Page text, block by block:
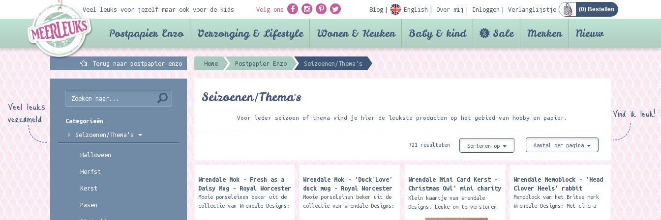
Veel leuks voor jezelf maar ook voor de kids Volg ons Blog English Over mij Inloggen Verlanglijstje (0) Bestellen
Postpapier Enzo Verzorging & Lifestyle Wonen & Keuken Baby & kind Sale Merken Nieuw
Terug naar postpapier enzo Home Postpapier Enzo Seizoenen/Thema's
Vind ik leuk!
Seizoenen/Thema's
Voor ieder seizoen of thema vind je hier de leukste producten op het gebied van hobby en papier.
721 resultaten Sorteren op Aantal per pagina
Wrendale Mok - Fresh as a
Daisy Mug - Royal Worcester
Mooie porseleinen beker uit de
collectie van Wrendale Designs:
Wrendale Mok - 'Duck Love'
duck mug - Royal Worcester
Mooie porseleinen beker uit de
collectie van Wrendale Designs:
Wrendale Mini Card Kerst -
Christmas Owl' mini charity
Christmas card
Klein kaartje van Wrendale
Designs. Leuke om te versturen
Wrendale Memoblock - 'Head
Clover Heels' rabbit
Memoblock van het Britse merk
Wrendale Designs: Met circra
Veel leuks
verzameld
Categorieën
Seizoenen/Thema's
Halloween
Herfst
Kerst
Pasen